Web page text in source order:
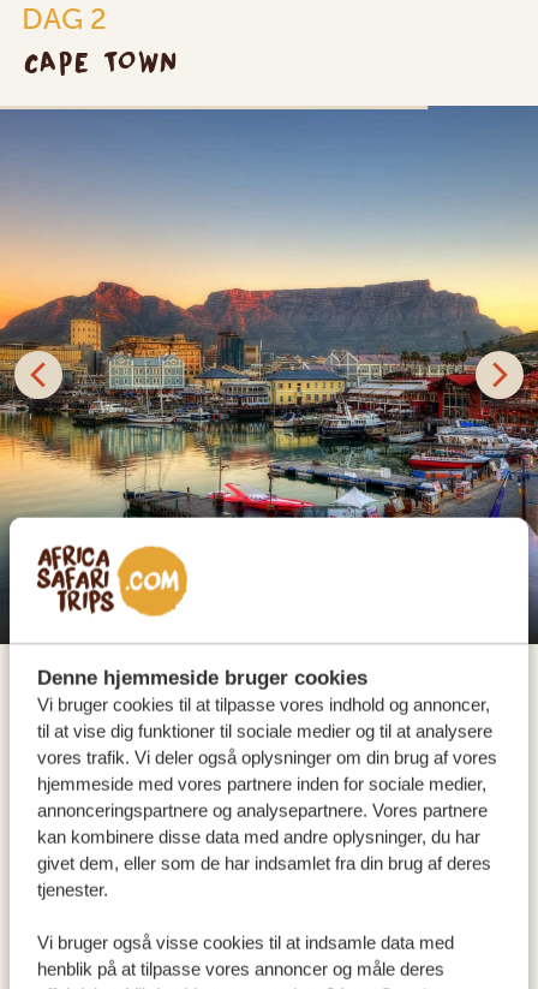
Denne hjemmeside bruger cookies
Vi bruger cookies til at tilpasse vores indhold og annoncer,
til at vise dig funktioner til sociale medier og til at analysere
vores trafik. Vi deler også oplysninger om din brug af vores
hjemmeside med vores partnere inden for sociale medier,
annonceringspartnere og analysepartnere. Vores partnere
kan kombinere disse data med andre oplysninger, du har
givet dem, eller som de har indsamlet fra din brug af deres
tjenester.
Vi bruger også visse cookies til at indsamle data med
henblik på at tilpasse vores annoncer og måle deres
DAG 2
CAPE TOWN
City Lodge Hotel - VA Waterfront
Town, Sydafrikas ældste og næststørste by, fyldt med
uendelige højdepunkter! Fra Robben Island og Castle
naturelskere. Boulders Beach med sin klodsede
pingvinkoloni og Hout Bay med dovne sæler vil smelte
dit hjerte, og for kulturelle oplevelser er det bedst at
tage til det farverige Bo-Kaap for en gratis
byrundvisning. Herefter er V&A Waterfront stedet at
være: ikke kun for mad og vin, men også til shopping
og en tur på Cape Wheel … eller endda en
solnedgangskrydstogt med et forfriskende glas
champagne!